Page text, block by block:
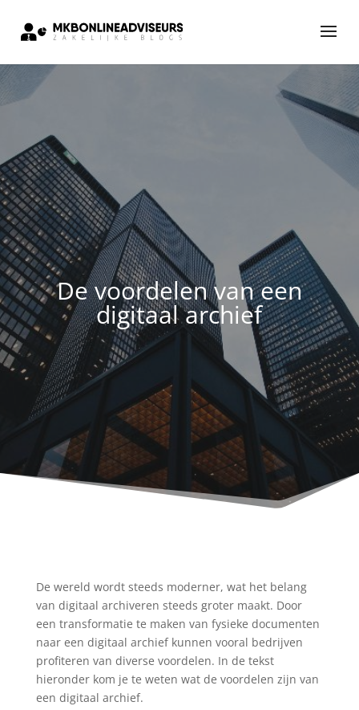
De voordelen van een
digitaal archief
De wereld wordt steeds moderner, wat het belang
van digitaal archiveren steeds groter maakt. Door
een transformatie te maken van fysieke documenten
naar een digitaal archief kunnen vooral bedrijven
profiteren van diverse voordelen. In de tekst
hieronder kom je te weten wat de voordelen zijn van
een digitaal archief.